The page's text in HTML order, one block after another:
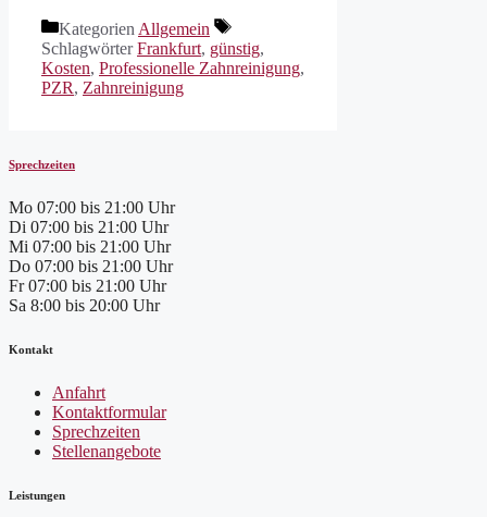
Kategorien Allgemein
SchlagwörterFrankfurt, günstig,
Kosten, Professionelle Zahnreinigung,
PZR, Zahnreinigung
Sprechzeiten
Mo 07:00 bis 21:00 Uhr
Di 07:00 bis 21:00 Uhr
Mi 07:00 bis 21:00 Uhr
Do 07:00 bis 21:00 Uhr
Fr 07:00 bis 21:00 Uhr
Sa 8:00 bis 20:00 Uhr
Kontakt
Anfahrt
Kontaktformular
Sprechzeiten
Stellenangebote
Leistungen